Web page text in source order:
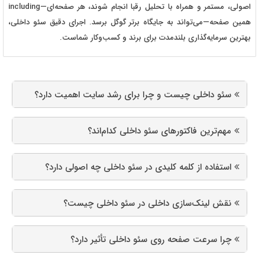
اصولی، مستمر و همراه با تحلیل رقبا انجام شوند، هر صفحه‌ای—including
همین صفحه—می‌تواند به جایگاه برتر گوگل برسد. اجرای دقیق سئو داخلی،
بهترین سرمایه‌گذاری بلندمدت برای برند و کسب‌وکار شماست.
سئو داخلی چیست و چرا برای رشد سایت اهمیت دارد؟
مهم‌ترین فاکتورهای سئو داخلی کدام‌اند؟
استفاده از کلمه کلیدی در سئو داخلی چه اصولی دارد؟
نقش لینک‌سازی داخلی در سئو داخلی چیست؟
چرا سرعت صفحه روی سئو داخلی تأثیر دارد؟